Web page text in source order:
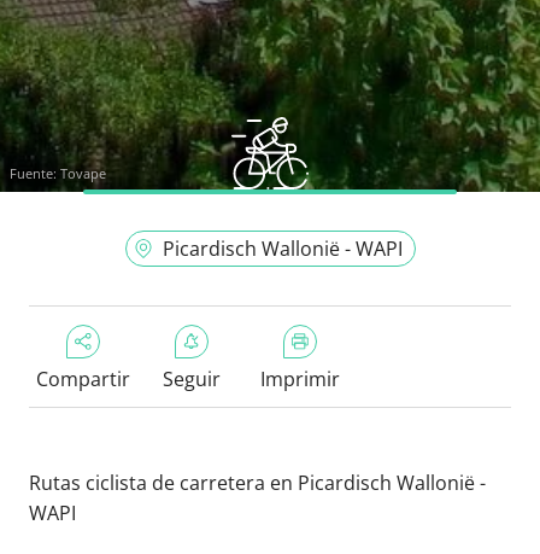
Fuente: Tovape
Picardisch Wallonië - WAPI
Compartir Seguir Imprimir
Rutas ciclista de carretera en Picardisch Wallonië -
WAPI